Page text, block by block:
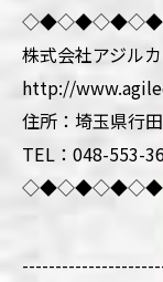
株式会社アジル
http://
住所：埼玉県行
TEL：048-553-